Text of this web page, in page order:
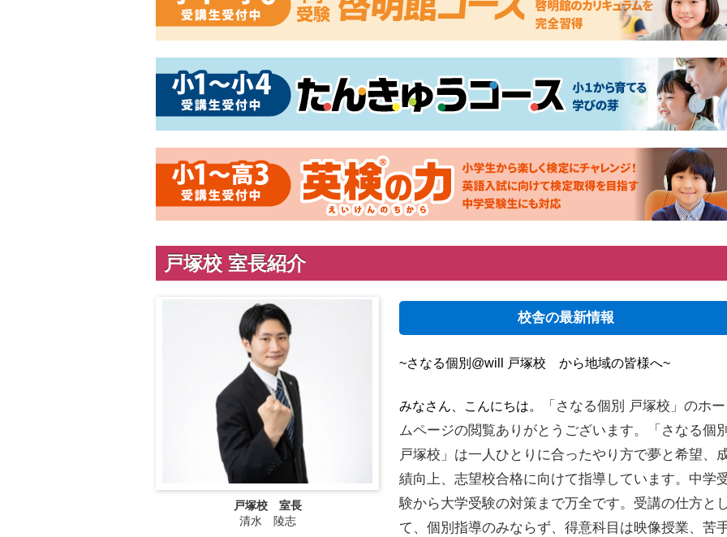
戸塚校 室長紹介
戸塚校 室長
清水 陵志
校舎の最新情報
~さなる個別@will 戸塚校 から地域の皆様へ~
みなさん、こんにちは。
「さなる個別 戸塚校」のホー
ムページの閲覧ありがとうございます。「さなる個
戸塚校」は一人ひとりに合ったやり方で夢と希望、
績向上、志望校合格に向けて指導しています。中学
験から大学受験の対策まで万全です。受講の仕方と
て、個別指導のみならず、得意科目は映像授業、苦